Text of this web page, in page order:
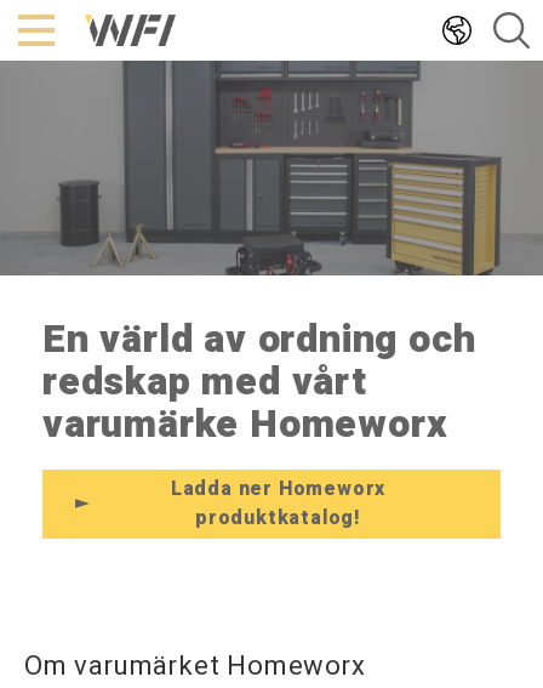
Hoppa
till
En värld av ordning och
redskap med vårt
varumärke Homeworx
Ladda ner Homeworx
produktkatalog!
Om varumärket Homeworx